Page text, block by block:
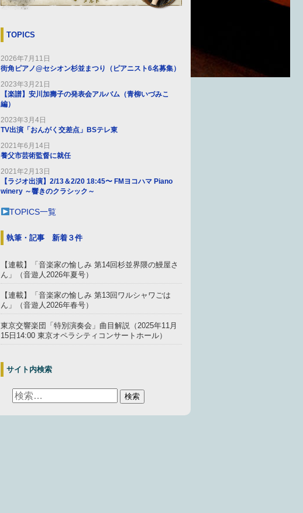
TOPICS
2026年7月11日
街角ピアノ@セシオン杉並まつり（ピアニスト6名募集）
2023年3月21日
【楽譜】安川加壽子の発表会アルバム（青柳いづみこ
編）
2023年3月4日
TV出演「おんがく交差点」BSテレ東
2021年6月14日
養父市芸術監督に就任
2021年2月13日
【ラジオ出演】2/13＆2/20 18:45〜 FMヨコハマ Piano
winery ～響きのクラシック～
TOPICS一覧
執筆・記事 新着３件
【連載】「音楽家の愉しみ 第14回杉並界隈の鰻屋さ
ん」（音遊人2026年夏号）
【連載】「音楽家の愉しみ 第13回ワルシャワごは
ん」（音遊人2026年春号）
東京交響楽団「特別演奏会」曲目解説（2025年11月
15日14:00 東京オペラシティコンサートホール）
サイト内検索